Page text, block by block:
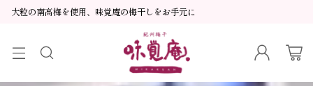
ギフト包装、熨斗・手提げ、メッセージカード対応